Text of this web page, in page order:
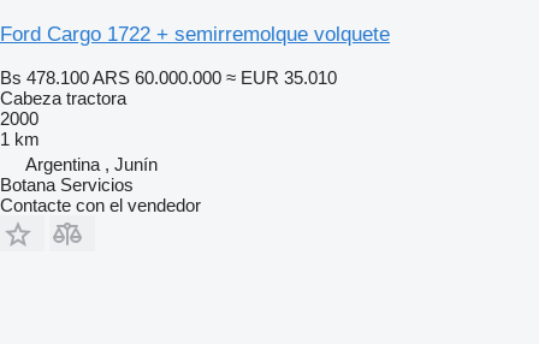
Ford Cargo 1722 + semirremolque volquete
Bs 478.100ARS 60.000.000 ≈ EUR 35.010
Cabeza tractora
2000
1 km
Argentina , Junín
Botana Servicios
Contacte con el vendedor